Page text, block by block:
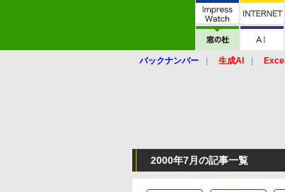
バックナンバー 生成AI Excel
2000年7月の記事一覧